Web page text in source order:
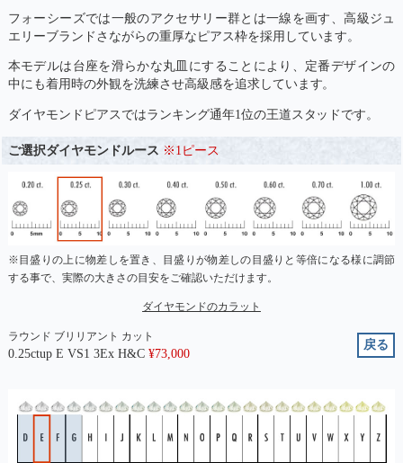
フォーシーズでは一般のアクセサリー群とは一線を画す、高級ジュ
エリーブランドさながらの重厚なピアス枠を採用しています。
本モデルは台座を滑らかな丸皿にすることにより、定番デザインの
中にも着用時の外観を洗練させ高級感を追求しています。
ダイヤモンドピアスではランキング通年1位の王道スタッドです。
ご選択ダイヤモンドルース ※1ピース
※目盛りの上に物差しを置き、目盛りが物差しの目盛りと等倍になる様に調節
する事で、実際の大きさの目安をご確認いただけます。
ダイヤモンドのカラット
ラウンド ブリリアント カット
0.25ctup E VS1 3Ex H&C ¥73,000
戻る